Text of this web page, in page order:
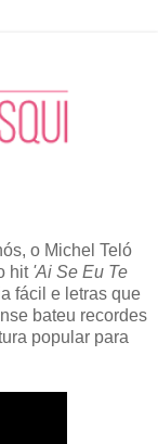
o Michel Teló
hit 'Ai Se Eu Te
fácil e letras que
bateu recordes
popular para